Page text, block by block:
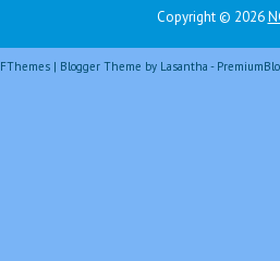
Copyright © 2026
FThemes | Blogger Theme by Lasantha -